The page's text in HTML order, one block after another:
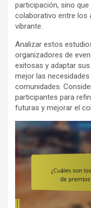
participación, sino
colaborativo entre los
vibrante.
Analizar estos
organizadores de
exitosas y adaptar
mejor las
comunidades.
participantes para
futuras y mejorar el